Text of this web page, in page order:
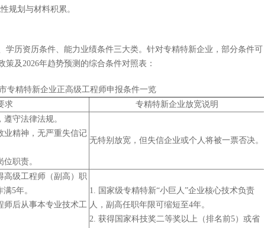
规划与材料积累。
学历资历条件、能力业绩条件三大类。针对专精特新企业，部分条件可
及2026年趋势预测的综合条件对照表：
专精特新企业正高级工程师申报条件一览
求 专精特新企业放宽说明
守法律法规。
业精神，无严重失信记
职责。
无特别放宽，但失信企业或个人将被一票否决。
高级工程师（副高）职
5年。
师后从事本专业技术工
1. 国家级专精特新“小巨人”企业核心技术负责
人，副高任职年限可缩短至4年。
2. 获得国家科技奖二等奖以上（排名前5）或省